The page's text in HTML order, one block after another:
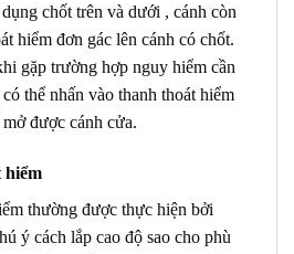
chốt trên và dưới , cánh còn
hiểm đơn gác lên cánh có chốt.
gặp trường hợp nguy hiểm cần
thể nhấn vào thanh thoát hiểm
được cánh cửa.
hiểm
thường được thực hiện bởi
ý cách lắp cao độ sao cho phù